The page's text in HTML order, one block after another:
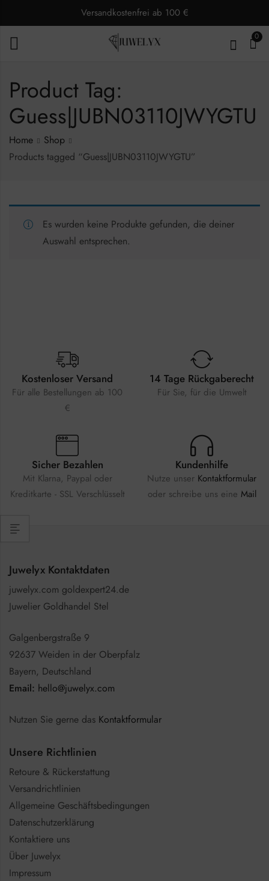
Versandkostenfrei ab 100 €
0
Product Tag:
Guess|JUBN03110JWYGTU
Home
Shop
Products tagged “Guess|JUBN03110JWYGTU”
Es wurden keine Produkte gefunden, die deiner
Auswahl entsprechen.
Kostenloser Versand
Für alle Bestellungen ab 100
€
14 Tage Rückgaberecht
Für Sie, für die Umwelt
Sicher Bezahlen
Mit Klarna, Paypal oder
Kreditkarte - SSL Verschlüsselt
Kundenhilfe
Nutze unser Kontaktformular
oder schreibe uns eine Mail
Juwelyx Kontaktdaten
juwelyx.com goldexpert24.de
Juwelier Goldhandel Stel
Galgenbergstraße 9
92637 Weiden in der Oberpfalz
Bayern, Deutschland
Email: hello@juwelyx.com
Nutzen Sie gerne das Kontaktformular
Unsere Richtlinien
Retoure & Rückerstattung
Versandrichtlinien
Allgemeine Geschäftsbedingungen
Datenschutzerklärung
Kontaktiere uns
Über Juwelyx
Impressum